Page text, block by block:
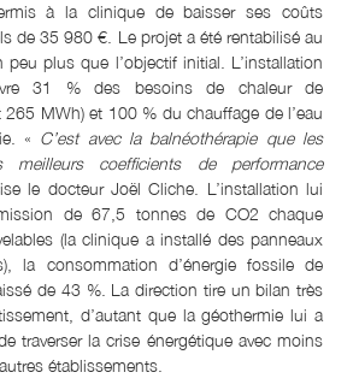
à la clinique de baisser ses coûts
de 35 980 €. Le projet a été rentabilisé au
plus que l’objectif initial. L’installation
31 % des besoins de chaleur de
265 MWh) et 100 % du chauffage de l’eau
« C’est avec la balnéothérapie que les
meilleurs coefficients de performance
le docteur Joël Cliche. L’installation lui
de 67,5 tonnes de CO2 chaque
(la clinique a installé des panneaux
la consommation d’énergie fossile de
de 43 %. La direction tire un bilan très
d’autant que la géothermie lui a
traverser la crise énergétique avec moins
établissements.